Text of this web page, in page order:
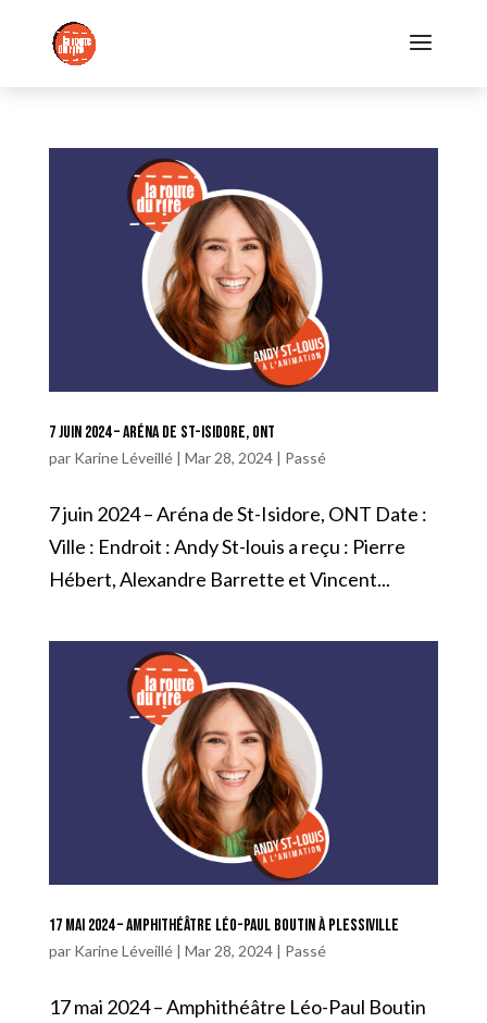
7 juin 2024 – Aréna de St-Isidore, ONT
par Karine Léveillé| Mar 28, 2024| Passé
7 juin 2024 – Aréna de St-Isidore, ONT Date :
Ville : Endroit : Andy St-louis a reçu : Pierre
Hébert, Alexandre Barrette et Vincent...
17 mai 2024 – Amphithéâtre Léo-Paul Boutin à Plessiville
par Karine Léveillé| Mar 28, 2024| Passé
17 mai 2024 – Amphithéâtre Léo-Paul Boutin